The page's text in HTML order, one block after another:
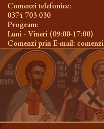
Comenzi telefonice:
0374 703 030
Program:
Luni - Vineri (09:00-17:00)
Comenzi prin E-mail: